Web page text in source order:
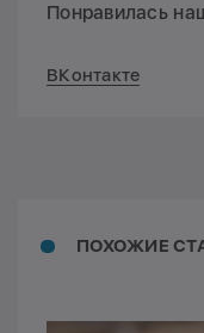
Понравилась
ВКонтакте
ПОХОЖИЕ